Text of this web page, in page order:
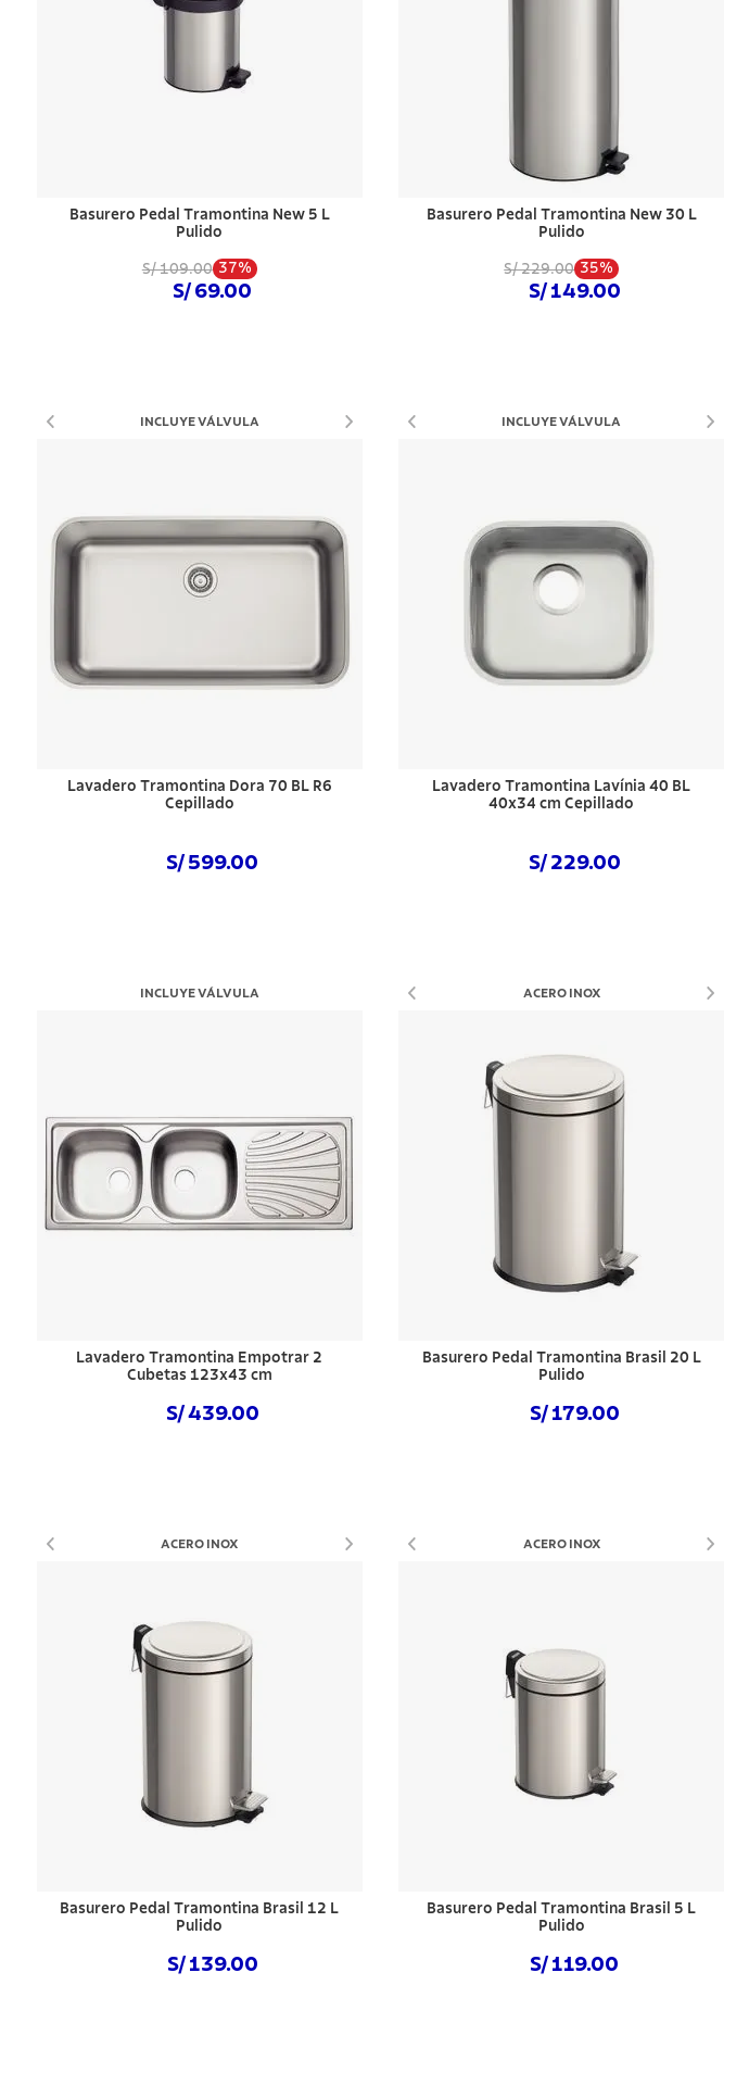
Basurero Pedal Tramontina New 5 L
Pulido
S/ 109.00 37%
S/ 69.00
Basurero Pedal Tramontina New 30 L
Pulido
S/ 229.00 35%
S/ 149.00
INCLUYE VÁLVULA
Lavadero Tramontina Dora 70 BL R6
Cepillado
S/ 599.00
INCLUYE VÁLVULA
Lavadero Tramontina Lavínia 40 BL
40x34 cm Cepillado
S/ 229.00
INCLUYE VÁLVULA
Lavadero Tramontina Empotrar 2
Cubetas 123x43 cm
S/ 439.00
ACERO INOX
Basurero Pedal Tramontina Brasil 20 L
Pulido
S/ 179.00
ACERO INOX
Basurero Pedal Tramontina Brasil 12 L
Pulido
S/ 139.00
ACERO INOX
Basurero Pedal Tramontina Brasil 5 L
Pulido
S/ 119.00